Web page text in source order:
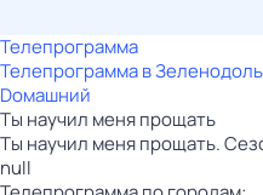
Телепрограмма
Телепрограмма в
Dомашний
Ты научил меня прощать
Ты научил меня прощать.
null